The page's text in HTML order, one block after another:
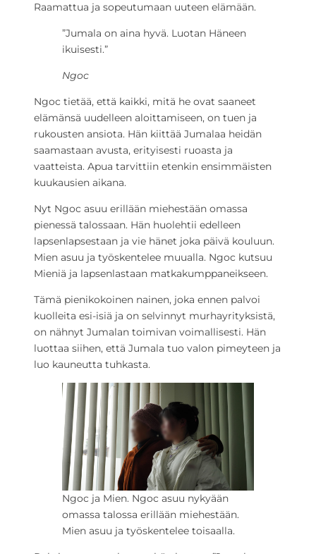
Raamattua ja sopeutumaan uuteen elämään.
”Jumala on aina hyvä. Luotan Häneen
ikuisesti.”
Ngoc
Ngoc tietää, että kaikki, mitä he ovat saaneet
elämänsä uudelleen aloittamiseen, on tuen ja
rukousten ansiota. Hän kiittää Jumalaa heidän
saamastaan avusta, erityisesti ruoasta ja
vaatteista. Apua tarvittiin etenkin ensimmäisten
kuukausien aikana.
Nyt Ngoc asuu erillään miehestään omassa
pienessä talossaan. Hän huolehtii edelleen
lapsenlapsestaan ja vie hänet joka päivä kouluun.
Mien asuu ja työskentelee muualla. Ngoc kutsuu
Mieniä ja lapsenlastaan matkakumppaneikseen.
Tämä pienikokoinen nainen, joka ennen palvoi
kuolleita esi-isiä ja on selvinnyt murhayrityksistä,
on nähnyt Jumalan toimivan voimallisesti. Hän
luottaa siihen, että Jumala tuo valon pimeyteen ja
luo kauneutta tuhkasta.
Ngoc ja Mien. Ngoc asuu nykyään
omassa talossa erillään miehestään.
Mien asuu ja työskentelee toisaalla.